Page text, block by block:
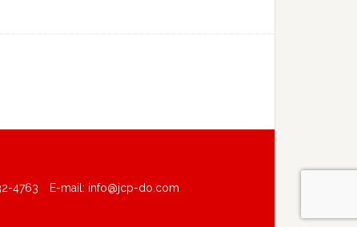
4763 E-mail: info@jcp-do.com